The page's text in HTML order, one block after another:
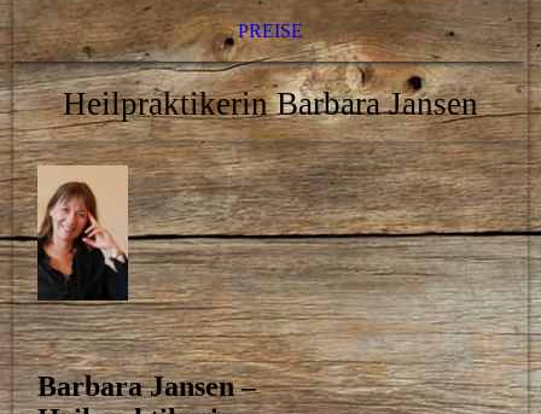
PREISE
Heilpraktikerin Barbara Jansen
Barbara Jansen –